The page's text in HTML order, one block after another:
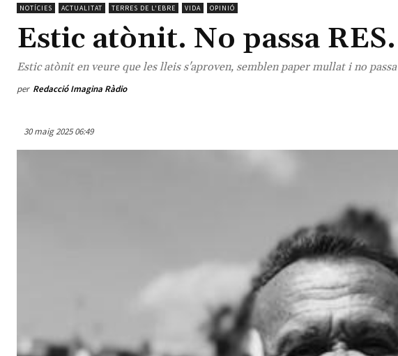
NOTÍCIES ACTUALITAT TERRES DE L'EBRE VIDA OPINIÓ
Estic atònit. No passa RES.
Estic atònit en veure que les lleis s'aproven, semblen paper mullat i no passa
per Redacció Imagina Ràdio
30 maig 2025 06:49